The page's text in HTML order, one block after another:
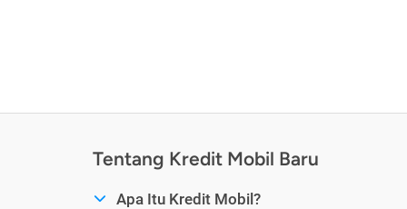
Tentang Kredit Mobil Baru
Apa Itu Kredit Mobil?